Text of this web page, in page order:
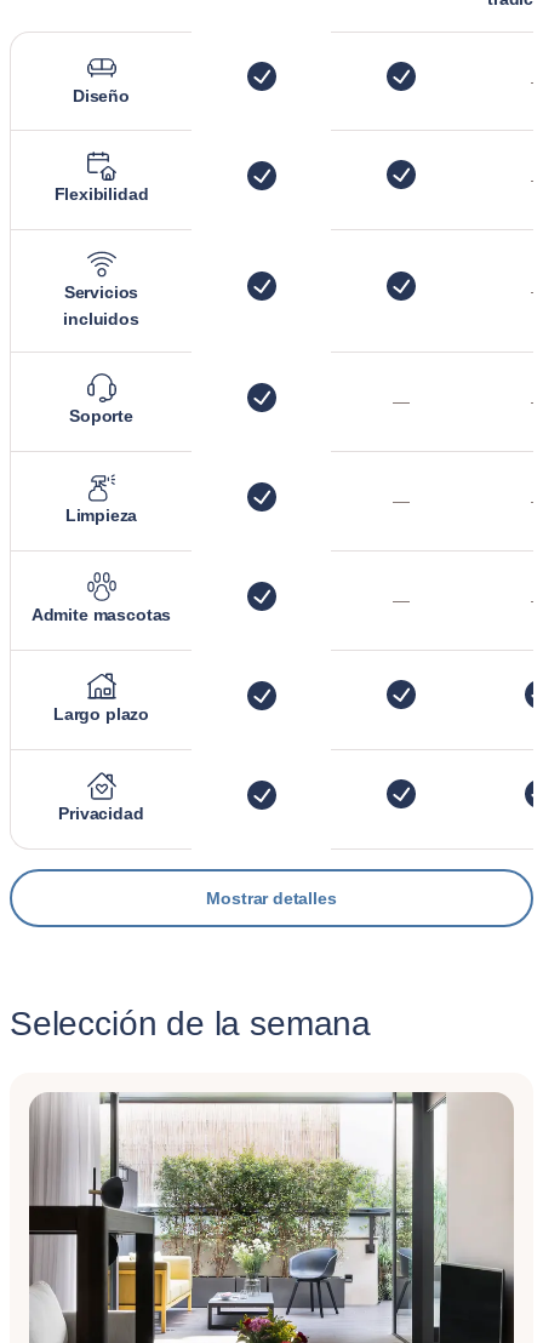
Diseño
Flexibilidad
Servicios
incluidos
Soporte
—
Limpieza
—
Admite mascotas
—
Largo plazo
Privacidad
Mostrar detalles
Selección de la semana